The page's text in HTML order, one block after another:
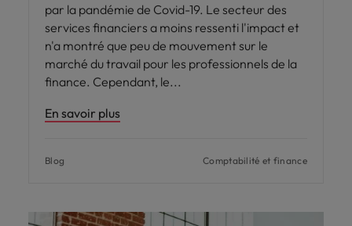
par la pandémie de Covid-19. Le secteur des
services financiers a moins ressenti l'impact et
n'a montré que peu de mouvement sur le
marché du travail pour les professionnels de la
finance. Cependant, le
En savoir plus
Blog Comptabilité et finance